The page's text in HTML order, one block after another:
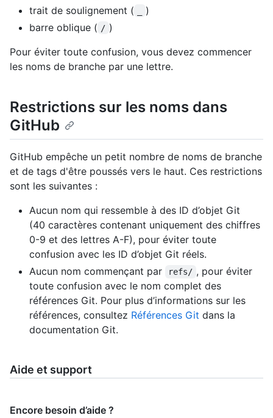
trait de soulignement (
)
barre oblique ( / )
Pour éviter toute confusion, vous devez commencer
les noms de branche par une lettre.
Restrictions sur les noms dans
GitHub
GitHub empêche un petit nombre de noms de branche
et de tags d'être poussés vers le haut. Ces restrictions
sont les suivantes :
Aucun nom qui ressemble à des ID d’objet Git
(40 caractères contenant uniquement des chiffres
0-9 et des lettres A-F), pour éviter toute
confusion avec les ID d’objet Git réels.
Aucun nom commençant par
refs/ , pour éviter
toute confusion avec le nom complet des
références Git. Pour plus d’informations sur les
références, consultez Références Git dans la
documentation Git.
Aide et support
Encore besoin d’aide ?